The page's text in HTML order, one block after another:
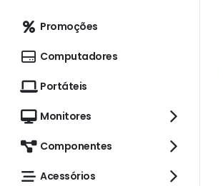
Promoções
Computadores
Portáteis
Monitores
Componentes
Acessórios